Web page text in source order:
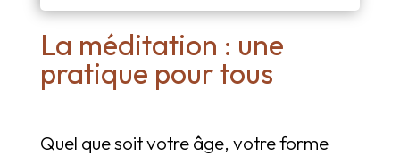
La méditation : une
pratique pour tous
Quel que soit votre âge, votre forme